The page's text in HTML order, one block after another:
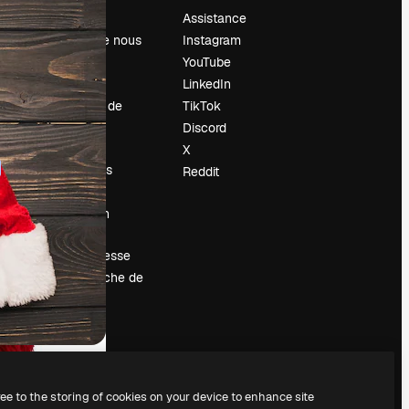
Prix
À propos de nous
Avis
Carrières
Tendances de
recherche
Blog
Événements
Slidesgo
Vendre mon
contenu
Salle de presse
À la recherche de
magnific.ai
Assistance
Instagram
YouTube
LinkedIn
TikTok
Discord
X
Reddit
to the storing of cookies on your device to enhance site